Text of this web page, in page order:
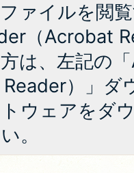
ァイルを閲
（Acrobat
は、左記の
）」ダ
ウェアをダ
。